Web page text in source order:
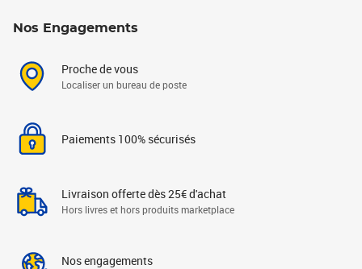
Nos Engagements
Proche de vous
Localiser un bureau de poste
Paiements 100% sécurisés
Livraison offerte dès 25€ d'achat
Hors livres et hors produits marketplace
Nos engagements